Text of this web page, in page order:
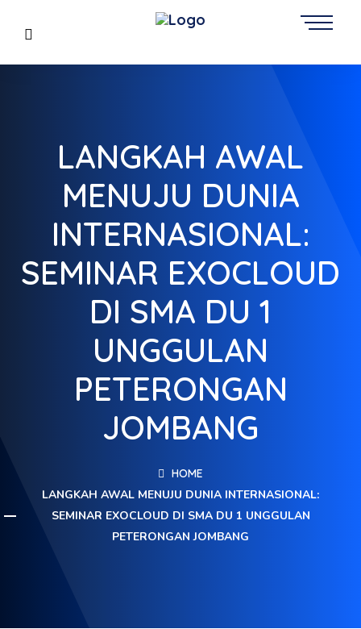
LANGKAH AWAL
MENUJU DUNIA
INTERNASIONAL:
SEMINAR EXOCLOUD
DI SMA DU 1
UNGGULAN
PETERONGAN
JOMBANG
HOME
LANGKAH AWAL MENUJU DUNIA INTERNASIONAL:
SEMINAR EXOCLOUD DI SMA DU 1 UNGGULAN
PETERONGAN JOMBANG